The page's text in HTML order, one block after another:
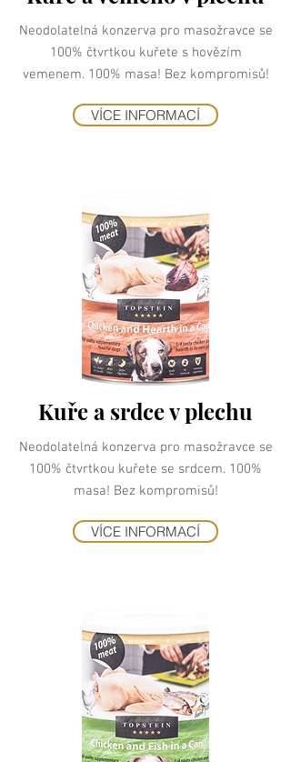
Neodolatelná konzerva pro masožravce se
100% čtvrtkou kuřete s hovězím
vemenem. 100% masa! Bez kompromisů!
VÍCE INFORMACÍ
Kuře a srdce v plechu
Neodolatelná konzerva pro masožravce se
100% čtvrtkou kuřete se srdcem. 100%
masa! Bez kompromisů!
VÍCE INFORMACÍ